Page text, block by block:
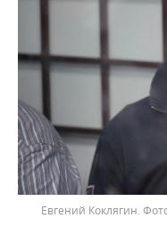
Евгений Коклягин.